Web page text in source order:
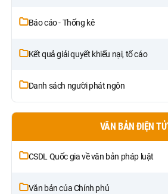
Báo cáo - Thống kê
Kết quả giải quyết khiếu nại, tố cáo
Danh sách người phát ngôn
VĂN BẢN ĐIỆN TỬ
CSDL Quốc gia về văn bản pháp luật
Văn bản của Chính phủ